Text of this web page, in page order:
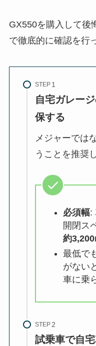
GX550を購入して後
で徹底的に確認を行
STEP
自宅ガレー
保する
メジャーでは
うことを推奨
必須幅:
開閉ス
約
最低で
がない
車に乗
STEP
試乗車で自